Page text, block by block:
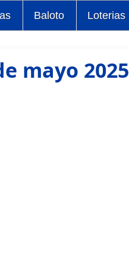
Baloto Loterias
mayo 2025